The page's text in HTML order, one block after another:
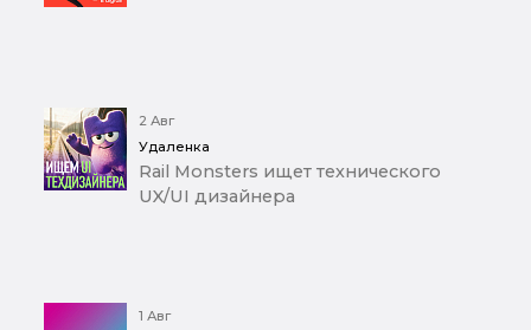
2 Авг
Удаленка
Rail Monsters ищет технического
UX/UI дизайнера
1 Авг